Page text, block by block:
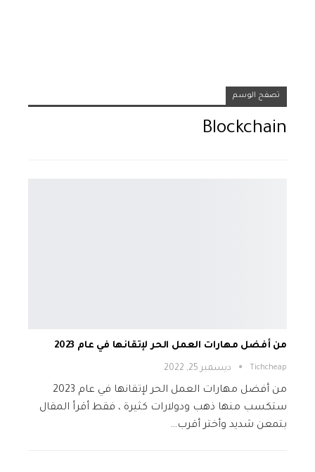
تصفح الوسم
Blockchain
من أفضل مهارات العمل الحر لإتقانها في عام 2023
Tichcheap ديسمبر 25, 2022
من أفضل مهارات العمل الحر لإتقانها في عام 2023
ستكسب منها ذهب ودولارات كثيرة ، فقط أقرأ المقال
بتمعن شديد وأختر أقرب…